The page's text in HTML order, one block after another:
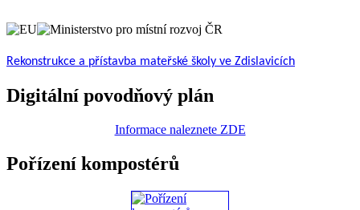
Rekonstrukce a přístavba mateřské školy ve Zdislavicích
Digitální povodňový plán
Informace naleznete ZDE
Pořízení kompostérů